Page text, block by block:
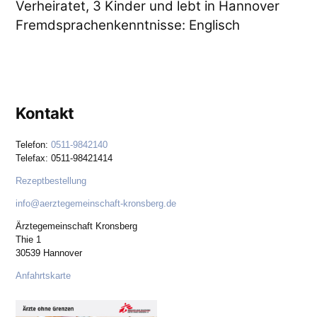
Verheiratet, 3 Kinder und lebt in Hannover
Fremdsprachenkenntnisse: Englisch
Kontakt
Telefon: 0511-9842140
Telefax: 0511-98421414
Rezeptbestellung
info@aerztegemeinschaft-kronsberg.de
Ärztegemeinschaft Kronsberg
Thie 1
30539 Hannover
Anfahrtskarte